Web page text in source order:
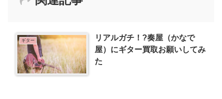
ギター
リアルガチ！?奏屋（かなで
屋）にギター買取お願いしてみ
た